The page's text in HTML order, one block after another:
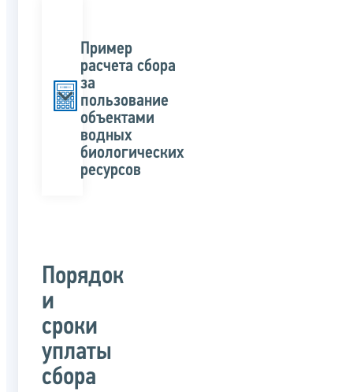
Пример
расчета сбора
за
пользование
объектами
водных
биологических
ресурсов
Порядок
и
сроки
уплаты
сбора